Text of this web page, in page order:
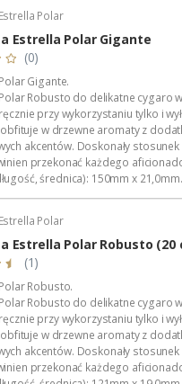
Polar
Estrella Polar Gigante
(0)
Gigante.
Robusto do delikatne cygaro
przy wykorzystaniu tylko i
w drzewne aromaty z
akcentów. Doskonały
przekonać każdego
średnica): 150mm x 21,0mm.
(wrapper): Ecuador.
Polar
Estrella Polar Robusto (20
(1)
Robusto.
Robusto do delikatne cygaro
przy wykorzystaniu tylko i
w drzewne aromaty z
akcentów. Doskonały
przekonać każdego